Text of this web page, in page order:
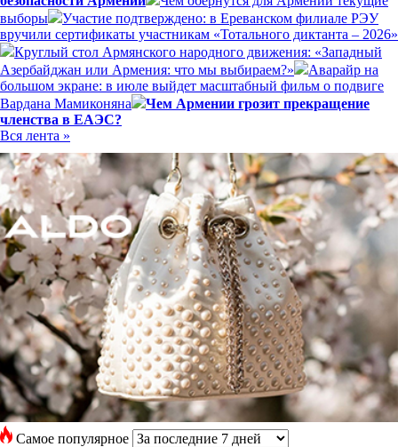
выборы
Участие подтверждено: в Ереванском филиале РЭУ
вручили сертификаты участникам «Тотального диктанта – 2026»
Круглый стол Армянского народного движения: «Западный
Азербайджан или Армения: что мы выбираем?»
Аварайр на
большом экране: в июле выйдет масштабный фильм о подвиге
Вардана Мамиконяна
Чем Армении грозит прекращение
членства в ЕАЭС?
Вся лента »
Самое популярное